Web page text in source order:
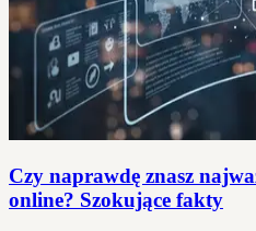
Czy naprawdę znasz
online? Szokujące fakty